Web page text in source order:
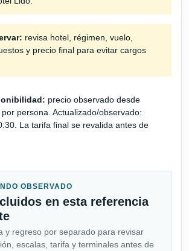
revisa hotel, régimen, vuelo,
y precio final para evitar cargos
precio observado desde
persona. Actualizado/observado:
La tarifa final se revalida antes de
OBSERVADO
en esta referencia
y regreso por separado para revisar
escalas, tarifa y terminales antes de